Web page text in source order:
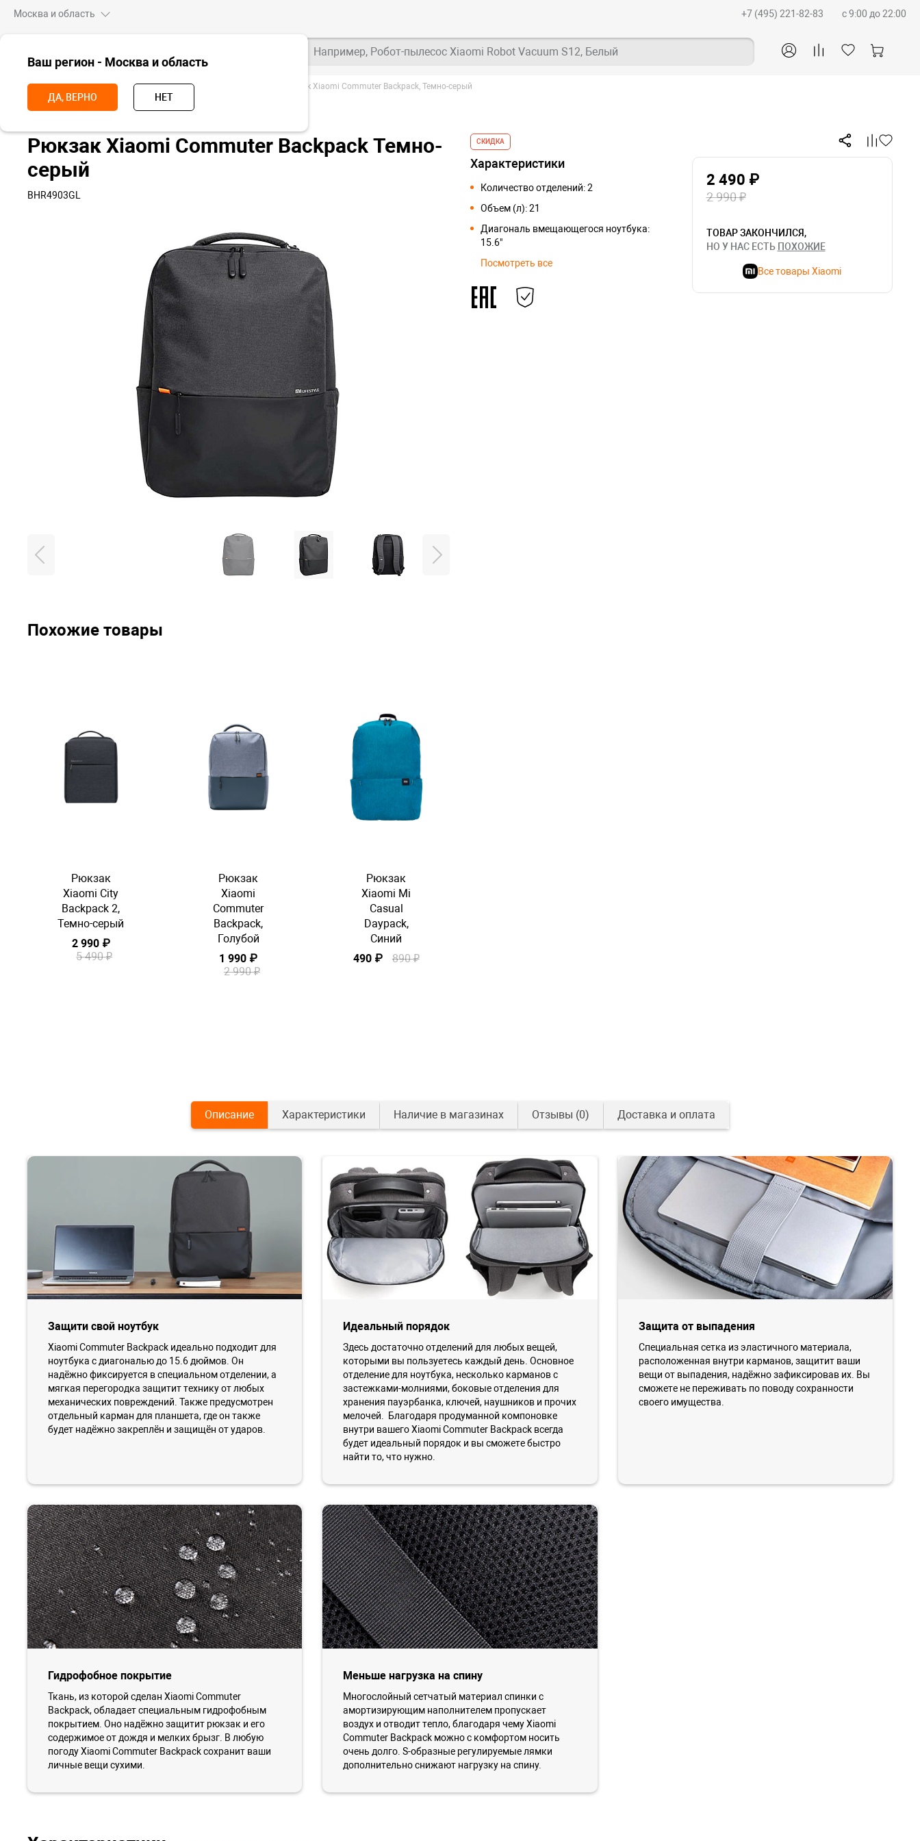
Москва и область
Ваш регион - Москва и область
ДА, ВЕРНО НЕТ
+7 (495) 221-82-83 c 9:00 до 22:00
Например, Робот-пылесос Xiaomi Robot Vacuum S12, Белый
Главная Аксессуары Рюкзаки и чемоданы Рюкзак Xiaomi Commuter Backpack, Темно-серый
Рюкзак Xiaomi Commuter Backpack Темно-
серый
BHR4903GL
СКИДКА
Характеристики
Количество отделений: 2
Объем (л): 21
Диагональ вмещающегося ноутбука:
15.6"
Посмотреть все
2 490 ₽
2 990 ₽
ТОВАР ЗАКОНЧИЛСЯ,
НО У НАС ЕСТЬ ПОХОЖИЕ
Все товары Xiaomi
Похожие товары
Рюкзак
Xiaomi City
Backpack 2,
Темно-серый
2 990 ₽
5 490 ₽
Рюкзак
Xiaomi
Commuter
Backpack,
Голубой
1 990 ₽
2 990 ₽
Рюкзак
Xiaomi Mi
Casual
Daypack,
Синий
490 ₽
890 ₽
Описание Характеристики Наличие в магазинах Отзывы (0) Доставка и оплата
Защити свой ноутбук
Xiaomi Commuter Backpack идеально подходит для
ноутбука с диагональю до 15.6 дюймов. Он
надёжно фиксируется в специальном отделении, а
мягкая перегородка защитит технику от любых
механических повреждений. Также предусмотрен
отдельный карман для планшета, где он также
будет надёжно закреплён и защищён от ударов.
Идеальный порядок
Здесь достаточно отделений для любых вещей,
которыми вы пользуетесь каждый день. Основное
отделение для ноутбука, несколько карманов с
застежками-молниями, боковые отделения для
хранения пауэрбанка, ключей, наушников и прочих
мелочей. Благодаря продуманной компоновке
внутри вашего Xiaomi Commuter Backpack всегда
будет идеальный порядок и вы сможете быстро
найти то, что нужно.
Защита от выпадения
Специальная сетка из эластичного материала,
расположенная внутри карманов, защитит ваши
вещи от выпадения, надёжно зафиксировав их. Вы
сможете не переживать по поводу сохранности
своего имущества.
Гидрофобное покрытие
Ткань, из которой сделан Xiaomi Commuter
Backpack, обладает специальным гидрофобным
покрытием. Оно надёжно защитит рюкзак и его
содержимое от дождя и мелких брызг. В любую
погоду Xiaomi Commuter Backpack сохранит ваши
личные вещи сухими.
Меньше нагрузка на спину
Многослойный сетчатый материал спинки с
амортизирующим наполнителем пропускает
воздух и отводит тепло, благодаря чему Xiaomi
Commuter Backpack можно с комфортом носить
очень долго. S-образные регулируемые лямки
дополнительно снижают нагрузку на спину.